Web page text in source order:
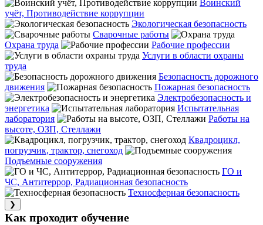
Воинский
учёт, Противодействие коррупции
Экологическая безопасность
Сварочные работы
Охрана труда
Рабочие профессии
Услуги в области охраны
труда
Безопасность дорожного
движения
Пожарная безопасность
Электробезопасность и
энергетика
Испытательная
лаборатория
Работы на
высоте, ОЗП, Стеллажи
Квадроцикл,
погрузчик, трактор, снегоход
Подъемные сооружения
ГО и
ЧС, Антитеррор, Радиационная безопасность
Техносферная безопасность
❯
Как проходит обучение